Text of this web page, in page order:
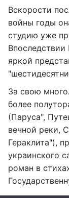
Вскорости
войны годы
студию уже
Впоследствии
яркой
За свою
более
(Паруса",
вечной реки,
Гераклита"),
украинского
роман в